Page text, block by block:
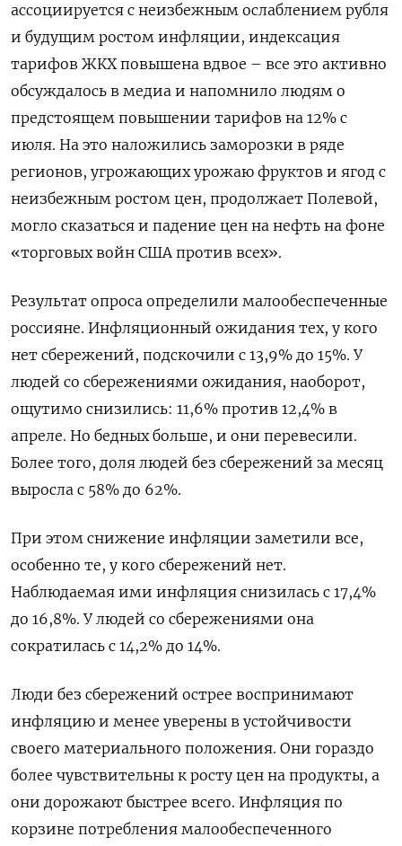
ассоциируется с неизбежным ослаблением рубля
и будущим ростом инфляции, индексация
тарифов ЖКХ повышена вдвое – все это активно
обсуждалось в медиа и напомнило людям о
предстоящем повышении тарифов на 12% с
июля. На это наложились заморозки в ряде
регионов, угрожающих урожаю фруктов и ягод с
неизбежным ростом цен, продолжает Полевой,
могло сказаться и падение цен на нефть на фоне
«торговых войн США против всех».
Результат опроса определили малообеспеченные
россияне. Инфляционный ожидания тех, у кого
нет сбережений, подскочили с 13,9% до 15%. У
людей со сбережениями ожидания, наоборот,
ощутимо снизились: 11,6% против 12,4% в
апреле. Но бедных больше, и они перевесили.
Более того, доля людей без сбережений за месяц
выросла с 58% до 62%.
При этом снижение инфляции заметили все,
особенно те, у кого сбережений нет.
Наблюдаемая ими инфляция снизилась с 17,4%
до 16,8%. У людей со сбережениями она
сократилась с 14,2% до 14%.
Люди без сбережений острее воспринимают
инфляцию и менее уверены в устойчивости
своего материального положения. Они гораздо
более чувствительны к росту цен на продукты, а
они дорожают быстрее всего. Инфляция по
корзине потребления малообеспеченного